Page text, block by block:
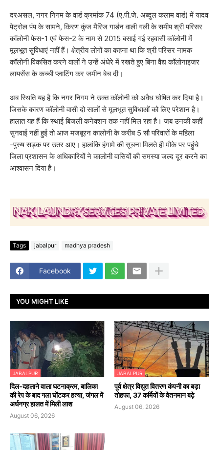
दरअसल, नगर निगम के वार्ड क्रमांक 74 (ए.पी.जे. अब्दुल कलाम वार्ड) में यादव
पेट्रोल पंप के सामने, किरण कुंज मैरिज गार्डन वाली गली के समीप श्री परिसर
कॉलोनी फेस-1 एवं फेस-2 के नाम से 2015 बसाई गई रहवासी कॉलोनी में
मूलभूत सुविधाएं नहीं हैं। क्षेत्रीय लोगों का कहना था कि श्री परिसर नामक
कॉलोनी विकसित करने वालों ने उन्हें अंधेरे में रखते हुए बिना वैद्य कॉलोनाइजर
लायसेंस के कच्ची प्लाटिंग कर जमीन बेच दी।
अब स्थिति यह है कि नगर निगम ने उक्त कॉलोनी को अवैध घोषित कर दिया है।
जिसके कारण कॉलोनी वासी दो सालों से मूलभूत सुविधाओं को लिए परेशान है।
हालात यह हैं कि स्थाई बिजली कनेक्शन तक नहीं मिल रहा है। जब उनकी कहीं
सुनवाई नहीं हुई तो आज मजबूरन कालोनी के करीब 5 सौ परिवारों के महिला
-पुरुष सड़क पर उतर आए। हालांकि हंगामे की सूचना मिलते ही मौके पर पहुंचे
जिला प्रशासन के अधिकारियों ने कालोनी वासियों की समस्या जल्द दूर करने का
आश्वासन दिया है।
Tags jabalpur madhya pradesh
Facebook
YOU MIGHT LIKE
JABALPUR
दिल-दहलाने वाला घटनाक्रम, बालिका
की रेप के बाद गला घोंटकर हत्या, जंगल में
अर्धनग्र हालत में मिली लाश
August 06, 2026
JABALPUR
पूर्व क्षेत्र विद्युत वितरण कंपनी का बड़ा
तोहफा, 37 कर्मियों के वेतनमान बढ़े
August 06, 2026